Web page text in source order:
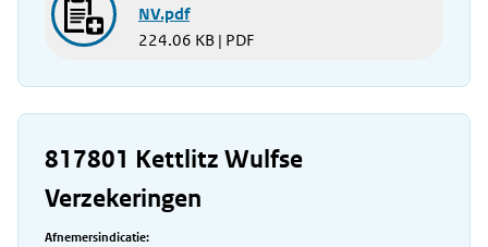
NV.pdf
224.06 KB | PDF
817801 Kettlitz Wulfse
Verzekeringen
Afnemersindicatie: